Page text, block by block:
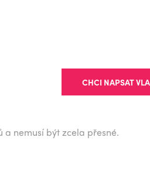
CHCI NAPSAT
nemusí být zcela přesné.